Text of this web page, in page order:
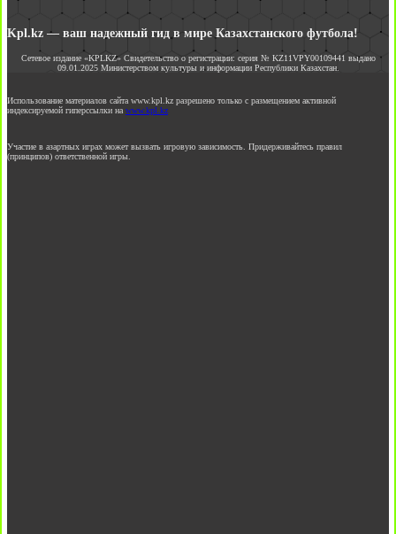
Kpl.kz — ваш надежный гид в мире Казахстанского футбола!
Сетевое издание «KPLKZ» Свидетельство о регистрации: серия № KZ11VPY00109441 выдано
09.01.2025 Министерством культуры и информации Республики Казахстан.
Использование материалов сайта www.kpl.kz разрешено только с размещением активной
индексируемой гиперссылки на www.kpl.kz
Участие в азартных играх может вызвать игровую зависимость. Придерживайтесь правил
(принципов) ответственной игры.